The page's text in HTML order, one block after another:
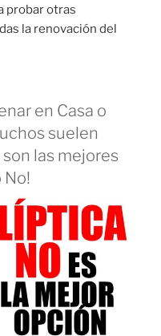
probar otras
la renovación del
en Casa o
suelen
las mejores
No!